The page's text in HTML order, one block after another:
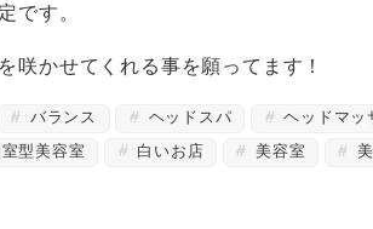
です。
咲かせてくれる事を願ってます！
バランス ヘッドスパ ヘッドマッ
型美容室 白いお店 美容室